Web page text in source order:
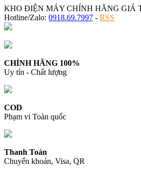
KHO ĐIỆN MÁY CHÍNH HÃNG GIÁ
Hotline/Zalo: 0918.69.7997 - RSS
CHÍNH HÃNG 100%
Uy tín - Chất lượng
COD
Phạm vi Toàn quốc
Thanh Toán
Chuyển khoản, Visa, QR